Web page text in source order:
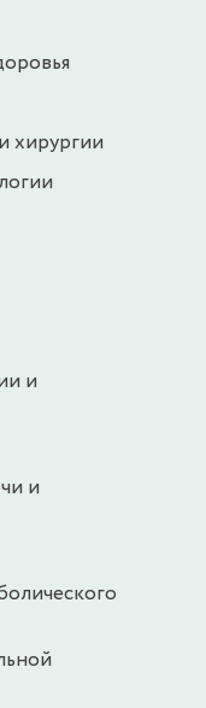
хирургии
и
и